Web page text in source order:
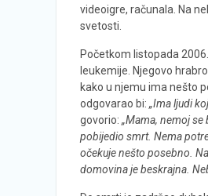
videoigre, računala. Na
svetosti.
Početkom listopada
leukemije. Njegovo
kako u njemu ima nešto
odgovarao bi: „Ima ljudi
govorio: „Mama, nemoj
pobijedio smrt. Nema
očekuje nešto posebno.
domovina je beskrajna.